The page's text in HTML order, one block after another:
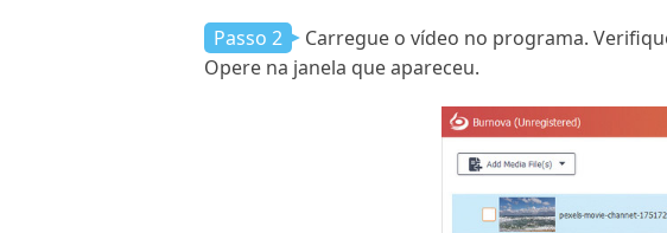
Passo 2
Carregue o vídeo no programa.
Opere na janela que apareceu.